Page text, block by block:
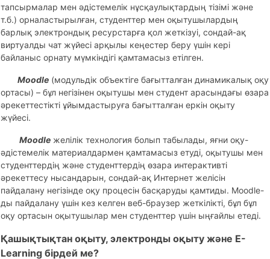
тапсырмалар мен әдістемелік нұсқаулықтардың тізімі және
т.б.) орналастырылған, студенттер мен оқытушылардың
барлық электрондық ресурстарға қол жеткізуі, сондай-ақ
виртуалды чат жүйесі арқылы кеңестер беру үшін кері
байланыс орнату мүмкіндігі қамтамасыз етілген.
Moodle (модульдік объектіге бағытталған динамикалық оқу
ортасы) – бұл негізінен оқытушы мен студент арасындағы өзара
әрекеттестікті ұйымдастыруға бағытталған еркін оқыту
жүйесі.
Moodle желілік технология болып табылады, яғни оқу-
әдістемелік материалдармен қамтамасыз етуді, оқытушы мен
студенттердің және студенттердің өзара интерактивті
әрекеттесу нысандарын, сондай-ақ Интернет желісін
пайдалану негізінде оқу процесін басқаруды қамтиды. Moodle-
ды пайдалану үшін кез келген веб-браузер жеткілікті, бұл бұл
оқу ортасын оқытушылар мен студенттер үшін ыңғайлы етеді.
Қашықтықтан оқыту, электронды оқыту және E-
Learning бірдей ме?